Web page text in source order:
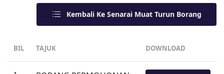
Kembali Ke Senarai Muat Turun Borang
BIL TAJUK DOWNLOAD